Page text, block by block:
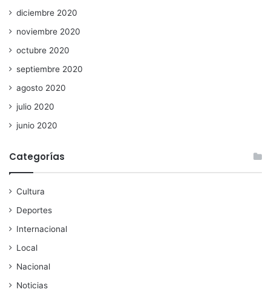
diciembre 2020
noviembre 2020
octubre 2020
septiembre 2020
agosto 2020
julio 2020
junio 2020
Categorías
Cultura
Deportes
Internacional
Local
Nacional
Noticias